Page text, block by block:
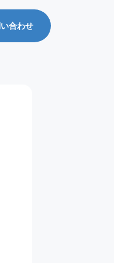
合わせ